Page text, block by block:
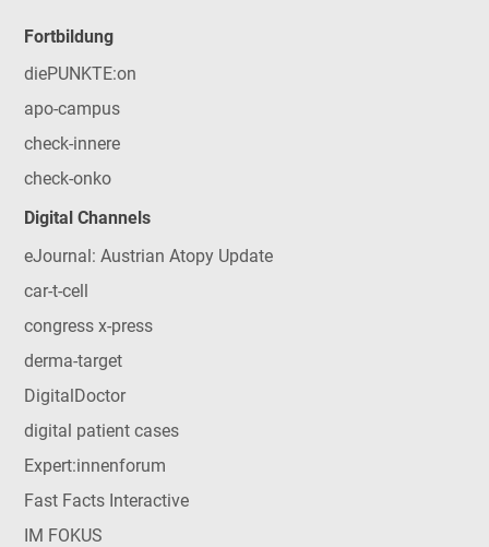
Fortbildung
diePUNKTE:on
apo-campus
check-innere
check-onko
Digital Channels
eJournal: Austrian Atopy Update
car-t-cell
congress x-press
derma-target
DigitalDoctor
digital patient cases
Expert:innenforum
Fast Facts Interactive
IM FOKUS